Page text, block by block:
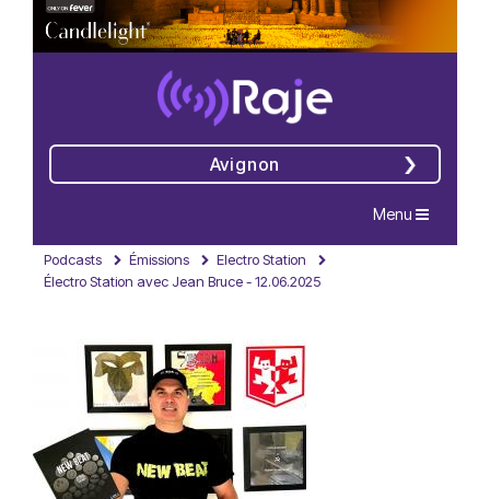
Avignon
Navigation
Menu
Podcasts Émissions
Electro Station
Électro Station avec Jean Bruce - 12.06.2025